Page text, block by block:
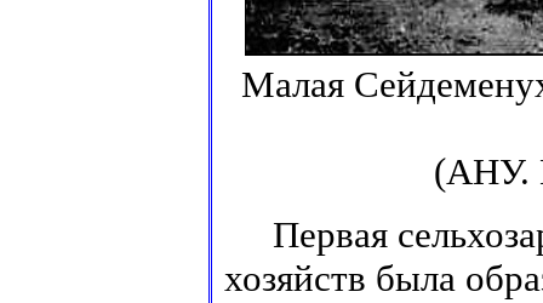
Малая
(АНУ.
Первая
хозяйств была